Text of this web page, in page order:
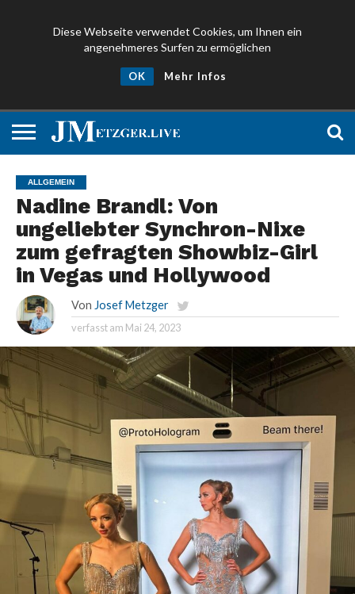
Diese Webseite verwendet Cookies, um Ihnen ein
angenehmeres Surfen zu ermöglichen
OK Mehr Infos
ALLGEMEIN
Nadine Brandl: Von
ungeliebter Synchron-Nixe
zum gefragten Showbiz-Girl
in Vegas und Hollywood
Von Josef Metzger
verfasst am Mai 24, 2023